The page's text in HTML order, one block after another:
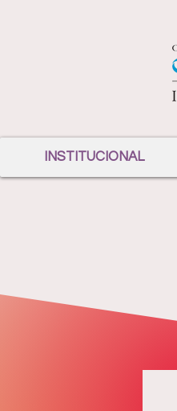
INSTITUCIONAL